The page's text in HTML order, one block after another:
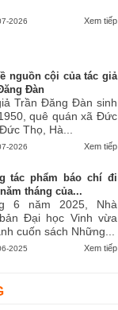
Xem tiếp
2026
nguồn cội của tác giả
Đàn
Trần Đăng Đàn sinh
quê quán xã Đức
Thọ, Hà...
Xem tiếp
2026
tác phẩm báo chí đi
tháng của...
6 năm 2025, Nhà
Đại học Vinh vừa
cuốn sách Những...
Xem tiếp
2025